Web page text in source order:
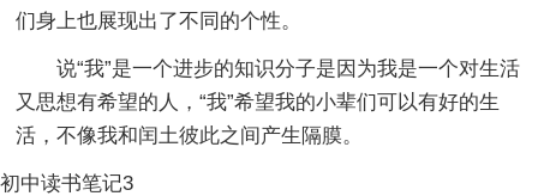
们身上也展现出了不同的个性。
说“我”是一个进步的知识分子是因为我是一个对生活
又思想有希望的人，“我”希望我的小辈们可以有好的生
活，不像我和闰土彼此之间产生隔膜。
初中读书笔记3